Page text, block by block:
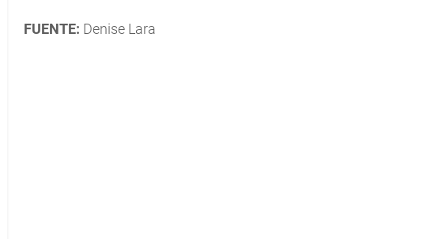
FUENTE: Denise Lara